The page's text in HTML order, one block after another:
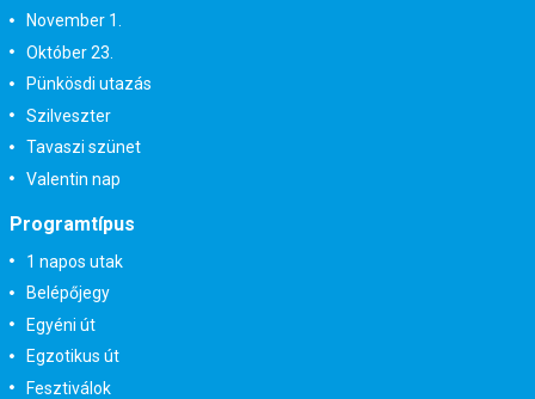
November 1.
Október 23.
Pünkösdi utazás
Szilveszter
Tavaszi szünet
Valentin nap
Programtípus
1 napos utak
Belépőjegy
Egyéni út
Egzotikus út
Fesztiválok